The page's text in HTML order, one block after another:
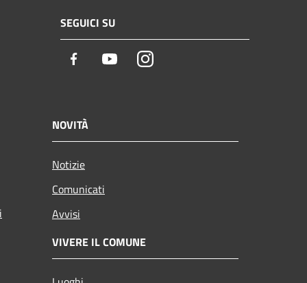
SEGUICI SU
Facebook YoutubeInstagram
NOVITÀ
Notizie
Comunicati
Avvisi
VIVERE IL COMUNE